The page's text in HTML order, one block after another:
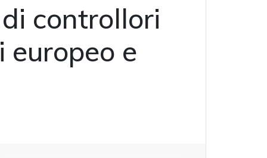
controllori
e